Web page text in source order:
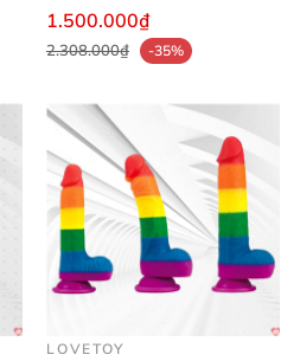
Anthony Mỹ Chính Hãng
1.500.000₫
2.308.000₫ -35%
LOVETOY